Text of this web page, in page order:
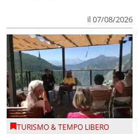
il 07/08/2026
TURISMO & TEMPO LIBERO